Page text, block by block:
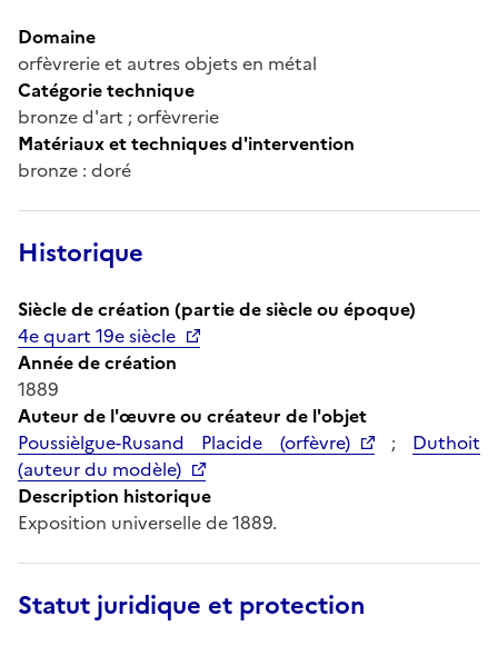
Domaine
orfèvrerie et autres objets en métal
Catégorie technique
bronze d'art ; orfèvrerie
Matériaux et techniques d'intervention
bronze : doré
Historique
Siècle de création (partie de siècle ou époque)
4e quart 19e siècle
Année de création
1889
Auteur de l'œuvre ou créateur de l'objet
Poussièlgue-Rusand Placide (orfèvre)
; Duthoit
(auteur du modèle)
Description historique
Exposition universelle de 1889.
Statut juridique et protection